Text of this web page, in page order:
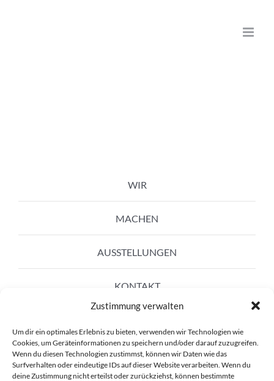
Zustimmung verwalten
Um dir ein optimales Erlebnis zu bieten, verwenden wir Technologien wie
Cookies, um Geräteinformationen zu speichern und/oder darauf zuzugreifen.
Wenn du diesen Technologien zustimmst, können wir Daten wie das
Surfverhalten oder eindeutige IDs auf dieser Website verarbeiten. Wenn du
deine Zustimmung nicht erteilst oder zurückziehst, können bestimmte
WIR
MACHEN
AUSSTELLUNGEN
KONTAKT